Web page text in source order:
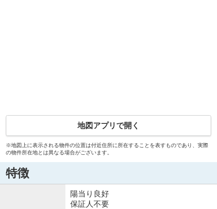
地図アプリで開く
※地図上に表示される物件の位置は付近住所に所在することを表すものであり、実際
の物件所在地とは異なる場合がございます。
特徴
陽当り良好
保証人不要